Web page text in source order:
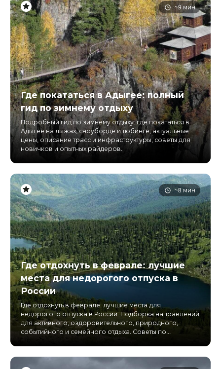
~9 мин
Где покататься в Адыгее: полный
гид по зимнему отдыху
Подробный гид по зимнему отдыху: где покататься в
Адыгее на лыжах, сноуборде и тюбинге, актуальные
цены, описание трасс и инфраструктуры, советы для
новичков и опытных райдеров.
~8 мин
Где отдохнуть в феврале: лучшие
места для недорогого отпуска в
России
Где отдохнуть в феврале: лучшие места для
недорогого отпуска в России. Подборка направлений
для активного, оздоровительного, природного,
событийного и семейного отдыха. Советы по...